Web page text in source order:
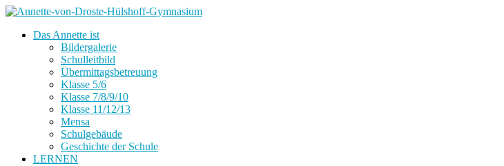
Das Annette ist
Bildergalerie
Schulleitbild
Übermittagsbetreuung
Klasse 5/6
Klasse 7/8/9/10
Klasse 11/12/13
Mensa
Schulgebäude
Geschichte der Schule
LERNEN